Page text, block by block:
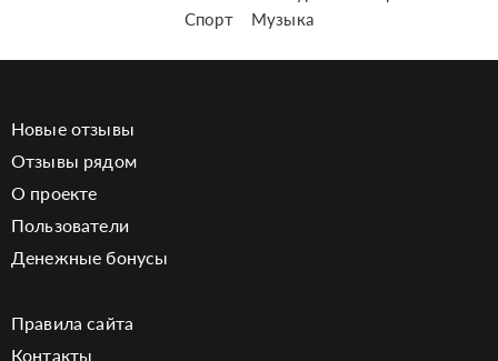
Спорт
Музыка
Новые отзывы
Отзывы рядом
О проекте
Пользователи
Денежные бонусы
Правила сайта
Контакты